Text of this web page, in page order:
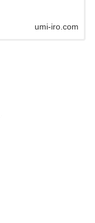
umi-iro.com